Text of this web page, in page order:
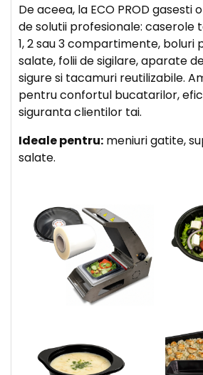
De aceea, la ECO PROD
de solutii profesionale: caserole
1, 2 sau 3 compartimente, boluri
salate, folii de sigilare, aparate
sigure si tacamuri reutilizabile.
pentru confortul bucatarilor,
siguranta clientilor tai.
Ideale pentru: meniuri gatite,
salate.